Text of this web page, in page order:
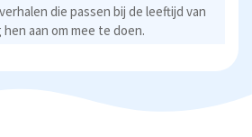
die passen bij de leeftijd van
aan om mee te doen.